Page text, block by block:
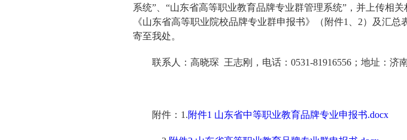
系统”、“山东省高等职业教育品牌专业群管理系统”，并上传相
《山东省高等职业院校品牌专业群申报书》（附件1、2）及汇
寄至我处。
联系人：高晓琛 王志刚，电话：0531-81916556；地址：济
附件：1.附件1 山东省中等职业教育品牌专业申报书.docx